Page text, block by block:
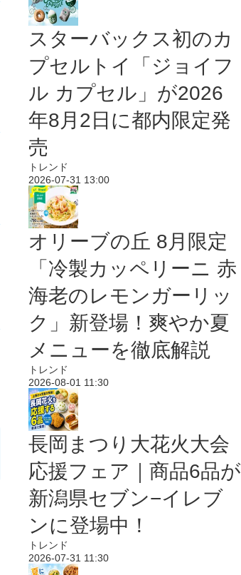
スターバックス初のカ
プセルトイ「ジョイフ
ル カプセル」が2026
年8月2日に都内限定発
売
トレンド
2026-07-31 13:00
オリーブの丘 8月限定
「冷製カッペリーニ 赤
海老のレモンガーリッ
ク」新登場！爽やか夏
メニューを徹底解説
トレンド
2026-08-01 11:30
長岡まつり大花火大会
応援フェア｜商品6品が
新潟県セブン−イレブ
ンに登場中！
トレンド
2026-07-31 11:30